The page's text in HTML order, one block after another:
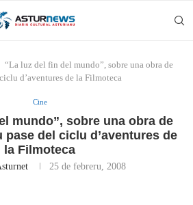
“La luz del fin del mundo”, sobre una obra de
d’aventures de la Filmoteca
Cine
mundo”, sobre una obra de
pase del ciclu d’aventures de
la Filmoteca
25 de febreru, 2008